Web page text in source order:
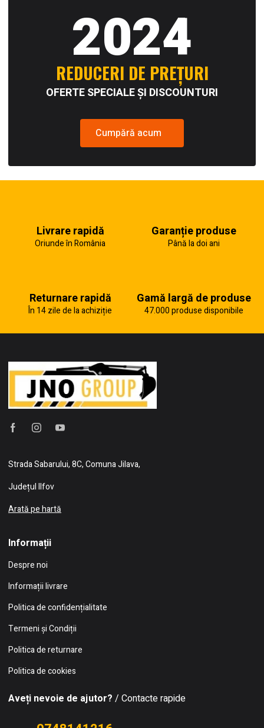
2024
REDUCERI DE PREȚURI
OFERTE SPECIALE ȘI DISCOUNTURI
Cumpără acum
Livrare rapidă
Oriunde în România
Garanție produse
Până la doi ani
Returnare rapidă
În 14 zile de la achiziție
Gamă largă de produse
47.000 produse disponibile
Strada Sabarului, 8C, Comuna Jilava,
Județul Ilfov
Arată pe hartă
Informații
Despre noi
Informații livrare
Politica de confidențialitate
Termeni și Condiții
Politica de returnare
Politica de cookies
Aveți nevoie de ajutor? / Contacte rapide